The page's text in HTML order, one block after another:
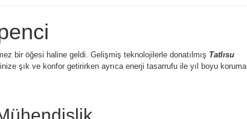
bir öğesi haline geldi. Gelişmiş teknolojilerle donatılmış Tatlısu
şık ve konfor getirirken ayrıca enerji tasarrufu ile yıl boyu koruma